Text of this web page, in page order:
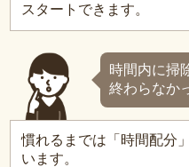
スタートできます。
時間内に掃
終わらなか
慣れるまでは「時間配分
います。